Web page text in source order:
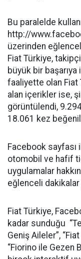
Bu paralelde
http://
üzerinden
Fiat Türkiye,
büyük bir başarıya
faaliyette olan Fiat
alan içerikler ise,
görüntülendi,
18.061 kez
Facebook sayfası
otomobil ve hafif
uygulamalar
eğlenceli dakikalar
Fiat Türkiye,
kadar sunduğu
Geniş Aileler”,
“Fiorino ile Gezen